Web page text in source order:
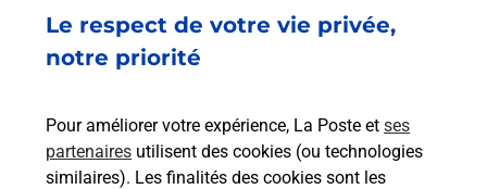
Le respect de votre vie privée,
notre priorité
Pour améliorer votre expérience, La Poste et ses
partenaires utilisent des cookies (ou technologies
similaires). Les finalités des cookies sont les
6 AVENUE LEO LAGRANGE
13410 LAMBESC
Malin !